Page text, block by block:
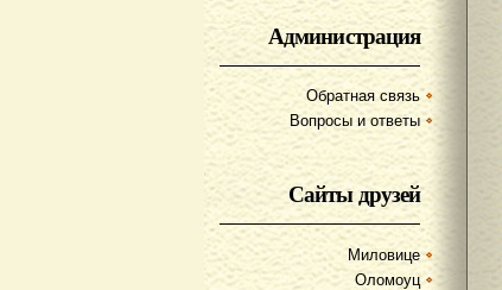
Администрация
Обратная связь
Вопросы и ответы
Сайты друзей
Миловице
Оломоуц